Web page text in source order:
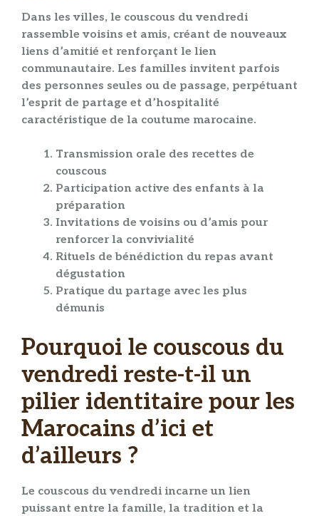
Dans les villes, le couscous du vendredi
rassemble voisins et amis, créant de nouveaux
liens d’amitié et renforçant le lien
communautaire. Les familles invitent parfois
des personnes seules ou de passage, perpétuant
l’esprit de partage et d’hospitalité
caractéristique de la coutume marocaine.
Transmission orale des recettes de
couscous
Participation active des enfants à la
préparation
Invitations de voisins ou d’amis pour
renforcer la convivialité
Rituels de bénédiction du repas avant
dégustation
Pratique du partage avec les plus
démunis
Pourquoi le couscous du
vendredi reste-t-il un
pilier identitaire pour les
Marocains d’ici et
d’ailleurs ?
Le couscous du vendredi incarne un lien
puissant entre la famille, la tradition et la